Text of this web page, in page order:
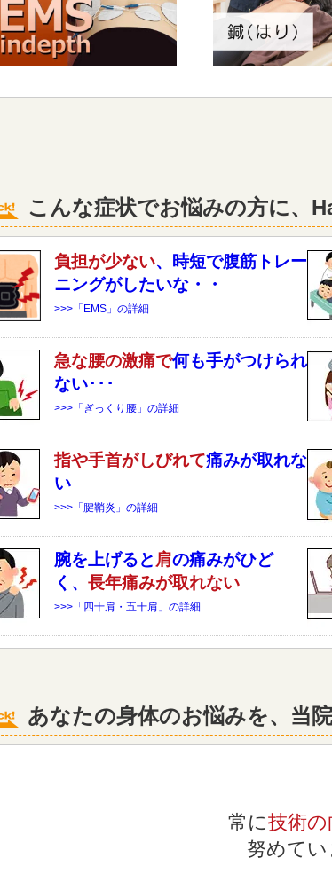
こんな症状でお悩みの方に、
負担が少ない、時短で腹筋トレー
ニングがしたいな・・
>>>「EMS」の詳細
急な腰の激痛で何も手がつけられ
ない･･･
>>>「ぎっくり腰」の詳細
指や手首がしびれて痛みが取れな
い
>>>「腱鞘炎」の詳細
腕を上げると肩の痛みがひど
く、 長年痛みが取れない
>>>「四十肩・五十肩」の詳細
あなたの身体のお悩みを、当
常に技術の
努めてい